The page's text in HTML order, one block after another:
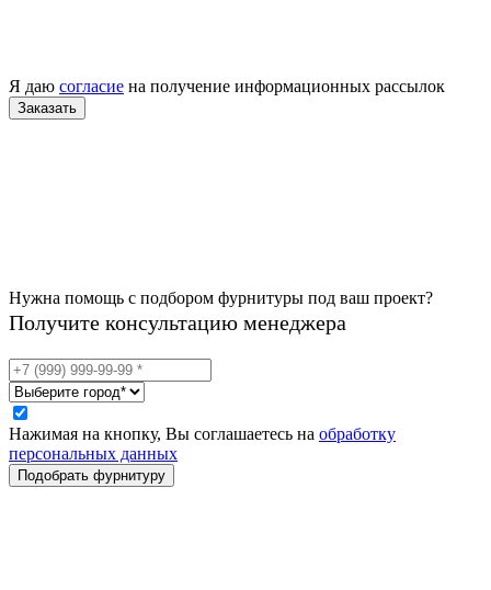
Я даю согласие на получение информационных рассылок
Нужна помощь с подбором фурнитуры под ваш проект?
Получите консультацию менеджера
Нажимая на кнопку, Вы соглашаетесь на обработку
персональных данных